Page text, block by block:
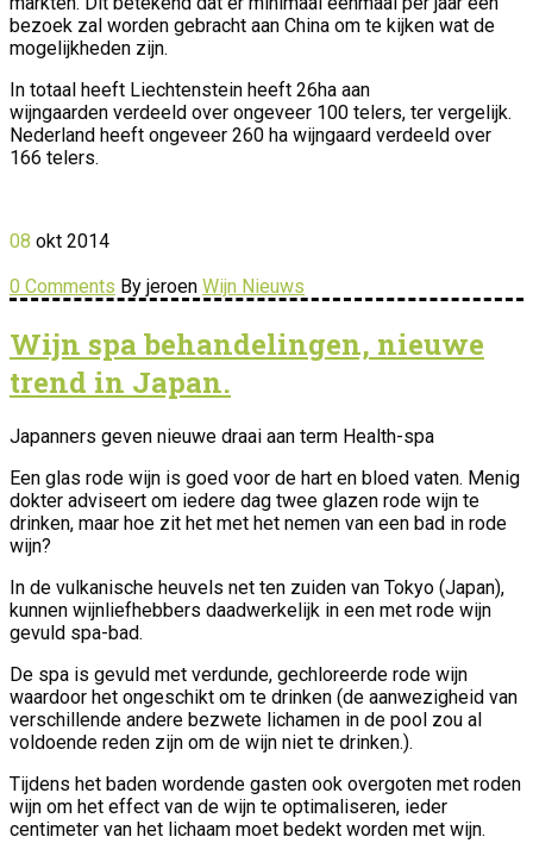
bezoek zal worden gebracht aan China om te kijken wat de
mogelijkheden zijn.
In totaal heeft Liechtenstein heeft 26ha aan
wijngaarden verdeeld over ongeveer 100 telers, ter vergelijk.
Nederland heeft ongeveer 260 ha wijngaard verdeeld over
166 telers.
08 okt 2014
0 Comments By jeroen Wijn Nieuws
Wijn spa behandelingen, nieuwe
trend in Japan.
Japanners geven nieuwe draai aan term Health-spa
Een glas rode wijn is goed voor de hart en bloed vaten. Menig
dokter adviseert om iedere dag twee glazen rode wijn te
drinken, maar hoe zit het met het nemen van een bad in rode
wijn?
In de vulkanische heuvels net ten zuiden van Tokyo (Japan),
kunnen wijnliefhebbers daadwerkelijk in een met rode wijn
gevuld spa-bad.
De spa is gevuld met verdunde, gechloreerde rode wijn
waardoor het ongeschikt om te drinken (de aanwezigheid van
verschillende andere bezwete lichamen in de pool zou al
voldoende reden zijn om de wijn niet te drinken.).
Tijdens het baden wordende gasten ook overgoten met roden
wijn om het effect van de wijn te optimaliseren, ieder
centimeter van het lichaam moet bedekt worden met wijn.